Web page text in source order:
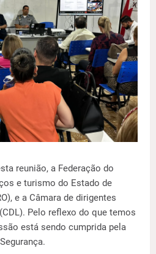
reunião, a Federação do
e turismo do Estado de
e a Câmara de dirigentes
Pelo reflexo do que temos
está sendo cumprida pela